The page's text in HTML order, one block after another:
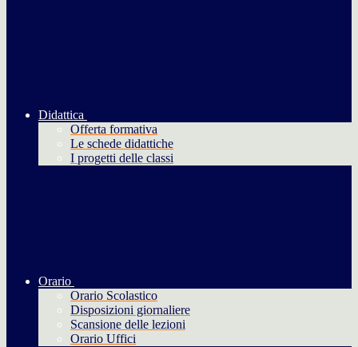
Didattica
Offerta formativa
Le schede didattiche
I progetti delle classi
Orario
Orario Scolastico
Disposizioni giornaliere
Scansione delle lezioni
Orario Uffici